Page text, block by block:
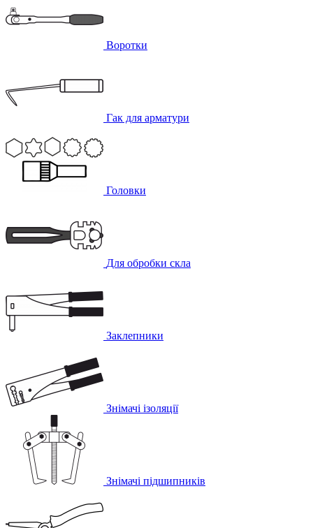
Воротки
Гак для арматури
Головки
Для обробки скла
Заклепники
Знімачі ізоляції
Знімачі підшипників